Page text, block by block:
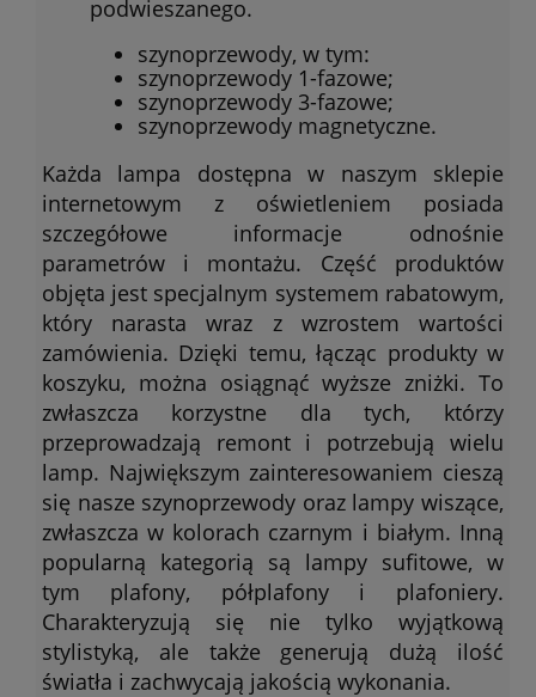
podwieszanego.
szynoprzewody, w tym:
szynoprzewody 1-fazowe;
szynoprzewody 3-fazowe;
szynoprzewody magnetyczne.
Każda lampa dostępna w naszym sklepie
internetowym z oświetleniem posiada
szczegółowe informacje odnośnie
parametrów i montażu. Część produktów
objęta jest specjalnym systemem rabatowym,
który narasta wraz z wzrostem wartości
zamówienia. Dzięki temu, łącząc produkty w
koszyku, można osiągnąć wyższe zniżki. To
zwłaszcza korzystne dla tych, którzy
przeprowadzają remont i potrzebują wielu
lamp. Największym zainteresowaniem cieszą
się nasze szynoprzewody oraz lampy wiszące,
zwłaszcza w kolorach czarnym i białym. Inną
popularną kategorią są lampy sufitowe, w
tym plafony, półplafony i plafoniery.
Charakteryzują się nie tylko wyjątkową
stylistyką, ale także generują dużą ilość
światła i zachwycają jakością wykonania.